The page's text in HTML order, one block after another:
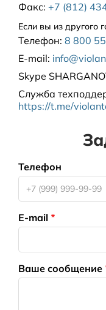
Факс: +7 (812)
Если вы из другого
Телефон: 8 800
E-mail:
Skype
Служба
https://t.me/
Телефон
E-mail
Ваше сообщение